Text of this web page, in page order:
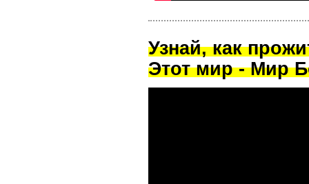
Узнай, как
Этот мир - Мир